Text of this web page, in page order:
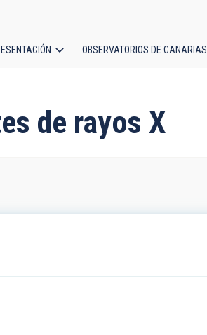
OBSERVATORIOS DE CANARIAS
de rayos X